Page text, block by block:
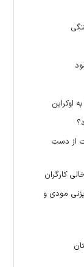
اوکراین
از دست
مودی و